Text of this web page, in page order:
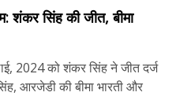
शंकर सिंह की जीत, बीमा
2024 को शंकर सिंह ने जीत दर्ज
आरजेडी की बीमा भारती और